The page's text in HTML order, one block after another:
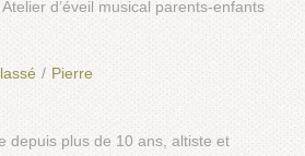
Atelier d’éveil musical parents-enfants
/ Pierre
depuis plus de 10 ans, altiste et